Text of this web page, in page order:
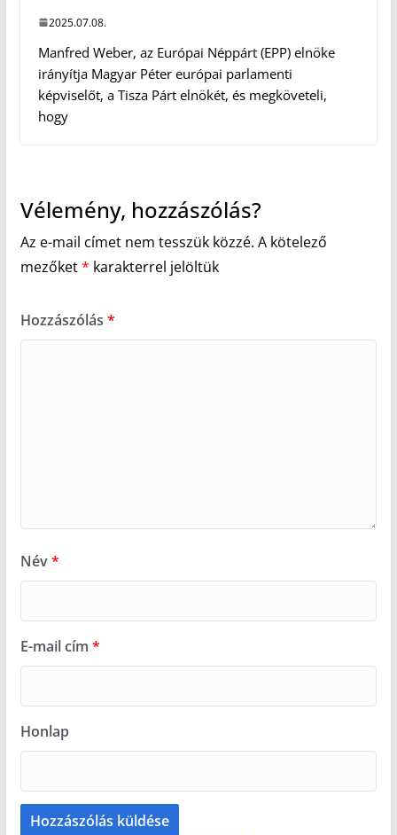
2025.07.08.
Manfred Weber, az Európai Néppárt (EPP) elnöke
irányítja Magyar Péter európai parlamenti
képviselőt, a Tisza Párt elnökét, és megköveteli,
hogy
Vélemény, hozzászólás?
Az e-mail címet nem tesszük közzé. A kötelező
mezőket* karakterrel jelöltük
Hozzászólás *
Név*
E-mail cím *
Honlap